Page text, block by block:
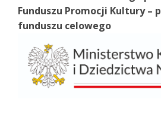
Funduszu Promocji Kultury –
funduszu celowego